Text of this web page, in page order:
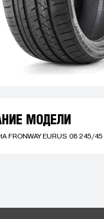
МОДЕЛИ
EURUS 08 245/45